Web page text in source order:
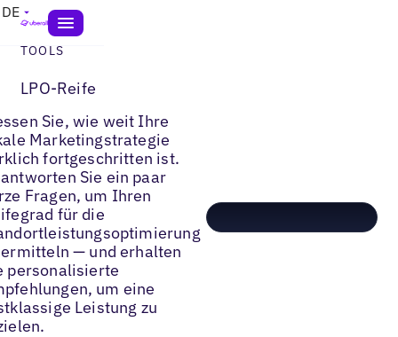
DE
TOOLS
LPO-Reife
Sie, wie weit Ihre
Marketingstrategie
fortgeschritten ist.
Sie ein paar
Fragen, um Ihren
für die
— und erhalten
personalisierte
um eine
Leistung zu